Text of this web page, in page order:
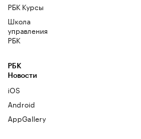
РБК Курсы
Школа
управления
РБК
РБК
Новости
iOS
Android
AppGallery